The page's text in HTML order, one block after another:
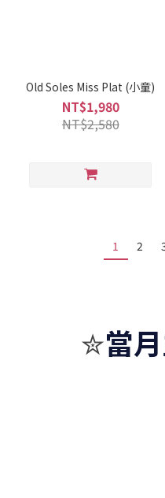
Old Soles Miss Plat (小童)
NT$1,980
NT$2,580
1 2
✮當